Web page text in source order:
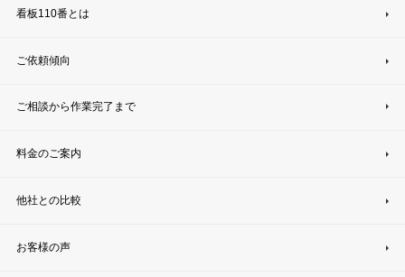
看板110番とは
ご依頼傾向
ご相談から作業完了まで
料金のご案内
他社との比較
お客様の声